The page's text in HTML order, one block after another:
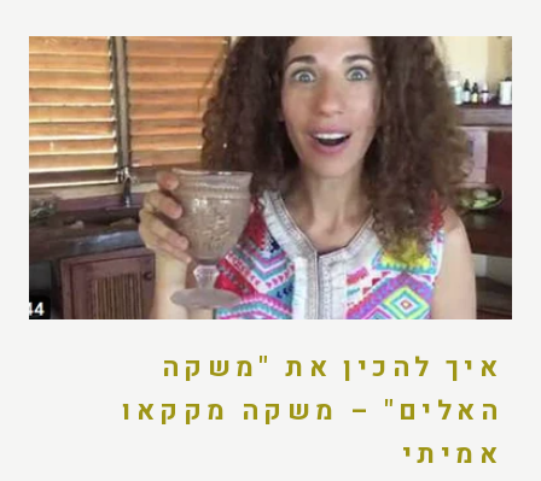
איך להכין את "משקה
האלים" – משקה מקקאו
אמיתי